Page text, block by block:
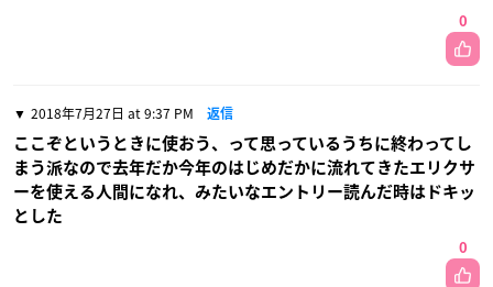
0
2018年7月27日 at 9:37 PM 返信
ここぞというときに使おう、って思っているうちに終わってし
まう派なので去年だか今年のはじめだかに流れてきたエリクサ
ーを使える人間になれ、みたいなエントリー読んだ時はドキッ
とした
0